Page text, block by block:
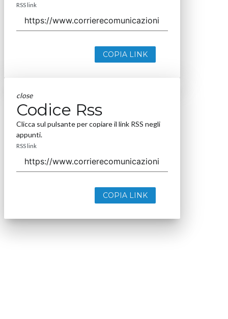
RSS link
COPIA LINK
close
Codice Rss
Clicca sul pulsante per copiare il link RSS negli
appunti.
RSS link
COPIA LINK